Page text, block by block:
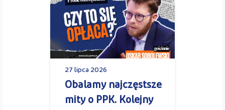
27 lipca 2026
Obalamy najczęstsze
mity o PPK. Kolejny